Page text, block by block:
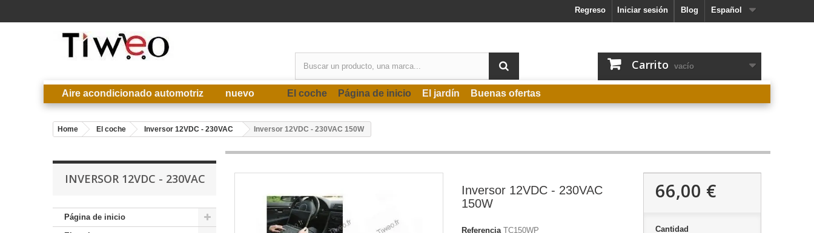
Español
Blog
Iniciar sesión
Regreso
Carrito vacío
Aire acondicionado automotriz nuevo El coche Página de inicio El jardín Buenas ofertas
Home El coche Inversor 12VDC - 230VAC Inversor 12VDC - 230VAC 150W
INVERSOR 12VDC - 230VAC
Página de inicio
Inversor 12VDC - 230VAC
150W
Referencia TC150WP
66,00 €
Cantidad